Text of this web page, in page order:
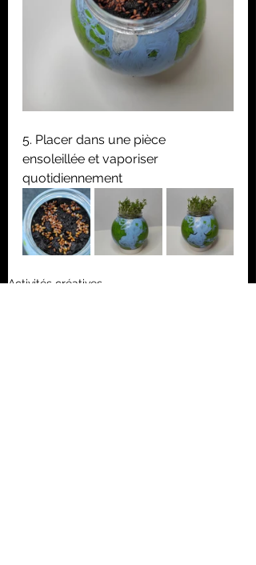
5. Placer dans une pièce
ensoleillée et vaporiser
quotidiennement
Activités créatives